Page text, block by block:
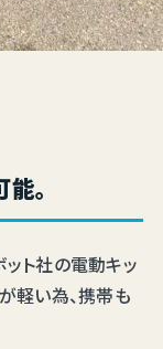
。
ト社の電動キッ
軽い為、携帯も